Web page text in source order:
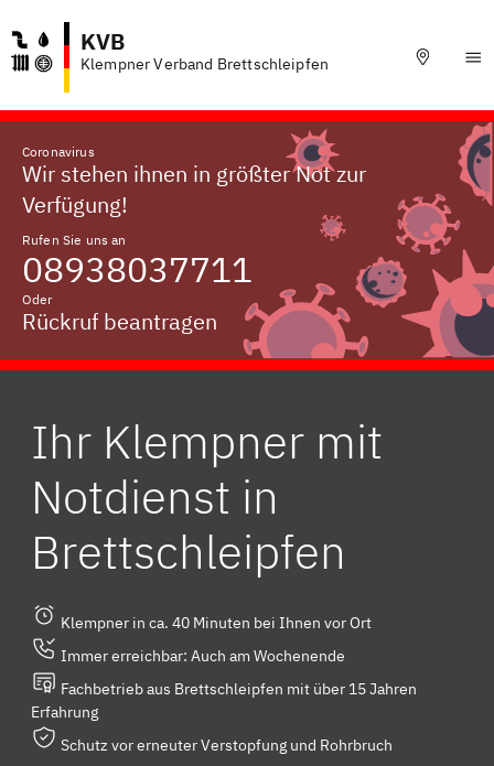
KVB
Klempner Verband Brettschleipfen
Coronavirus
Wir stehen ihnen in größter Not zur
Verfügung!
Rufen Sie uns an
08938037711
Oder
Rückruf beantragen
Ihr Klempner mit
Notdienst in
Brettschleipfen
Klempner in ca. 40 Minuten bei Ihnen vor Ort
Immer erreichbar: Auch am Wochenende
Fachbetrieb aus Brettschleipfen mit über 15 Jahren
Erfahrung
Schutz vor erneuter Verstopfung und Rohrbruch